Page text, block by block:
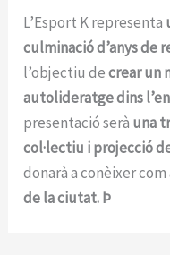
L’Esport K representa
culminació d’anys de
l’objectiu decrear un
autolideratge dins
presentació serà una
col·lectiu i projecció
donarà a conèixer com
de la ciutat.Þ